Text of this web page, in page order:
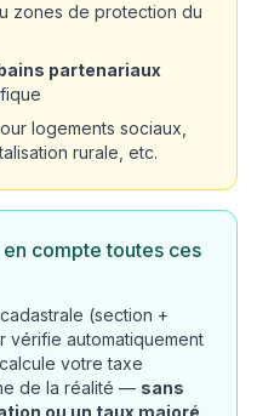
zones de protection du
partenariaux
logements sociaux,
rurale, etc.
compte toutes ces
(section +
vérifie automatiquement
votre taxe
de la réalité — sans
ou un taux majoré